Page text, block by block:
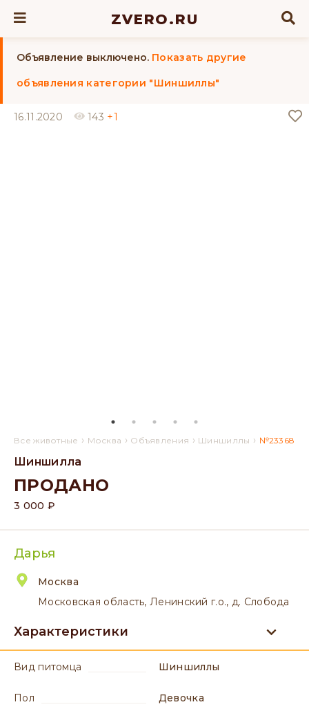
ZVERO.RU
Объявление выключено. Показать другие
объявления категории "Шиншиллы"
16.11.2020 143 +1
Все животные › Москва › Объявления › Шиншиллы › №23368
Шиншилла
ПРОДАНО
3 000 ₽
Дарья
Москва
Московская область, Ленинский г.о., д. Слобода
Характеристики
вид питомца Шиншиллы
пол девочка